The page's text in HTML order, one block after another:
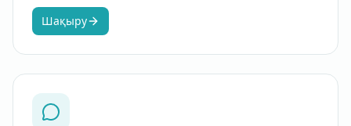
Шақыру